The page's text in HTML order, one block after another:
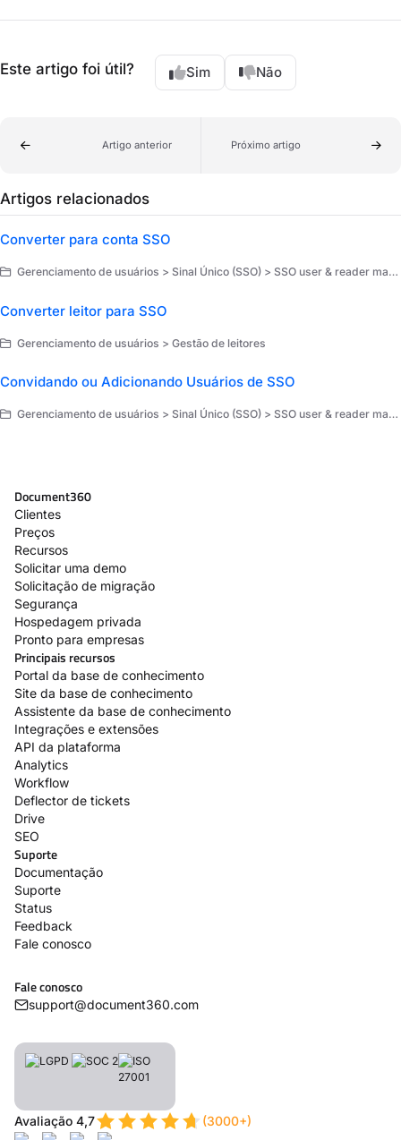
Este artigo foi útil? Sim Não
Artigo anterior Próximo artigo
Artigos relacionados
Converter para conta SSO
Gerenciamento de usuários > Sinal Único (SSO) > SSO user & reader management
Converter leitor para SSO
Gerenciamento de usuários > Gestão de leitores
Convidando ou Adicionando Usuários de SSO
Gerenciamento de usuários > Sinal Único (SSO) > SSO user & reader management
Document360
Clientes
Preços
Recursos
Solicitar uma demo
Solicitação de migração
Segurança
Hospedagem privada
Pronto para empresas
Principais recursos
Portal da base de conhecimento
Site da base de conhecimento
Assistente da base de conhecimento
Integrações e extensões
API da plataforma
Analytics
Workflow
Deflector de tickets
Drive
SEO
Suporte
Documentação
Suporte
Status
Feedback
Fale conosco
Fale conosco
support@document360.com
Avaliação 4,7 (3000+)